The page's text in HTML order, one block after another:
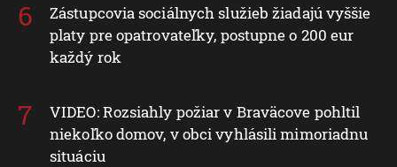
Zástupcovia sociálnych služieb žiadajú vyššie
platy pre opatrovateľky, postupne o 200 eur
každý rok
VIDEO: Rozsiahly požiar v Braväcove pohltil
niekoľko domov, v obci vyhlásili mimoriadnu
situáciu